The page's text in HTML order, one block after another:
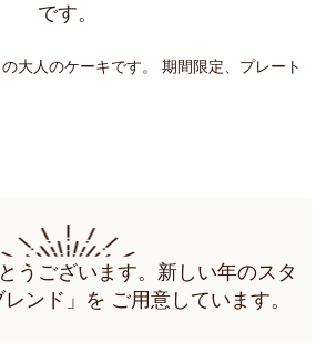
です。
大人のケーキです。 期間限定、プレート
うございます。新しい年のスタ
ンド」を ご用意しています。